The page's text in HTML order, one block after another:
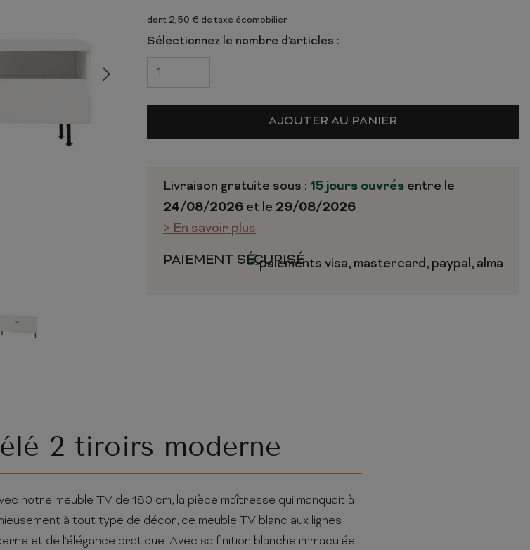
CHAMBRE COMPLÈTEdont 2,50 € de taxe écomobilier
Sélectionnez le nombre d'articles :
AJOUTER AU PANIER
Livraison gratuite sous : 15 jours ouvrés entre le
24/08/2026et le 29/08/2026
> En savoir plus
PAIEMENT SÉCURISÉ
2 tiroirs moderne
notre meuble TV de 180 cm, la pièce maîtresse qui manquait à
à tout type de décor, ce meuble TV blanc aux lignes
et de l'élégance pratique. Avec sa finition blanche immaculée